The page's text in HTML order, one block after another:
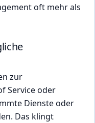
oft mehr als
zur
Service oder
Dienste oder
Das klingt